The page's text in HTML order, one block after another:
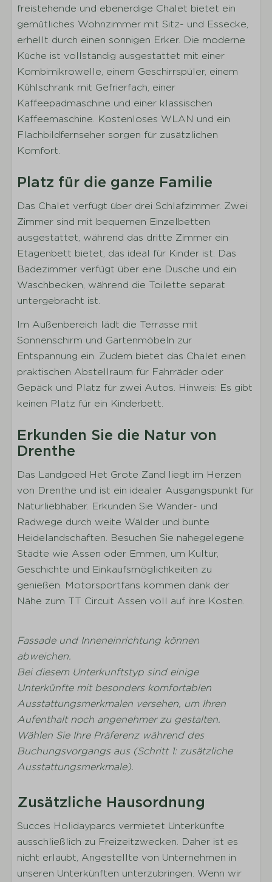
Trinkgläser
Töpfe
Esstisch
Kaffeemaschine
Wasserkocher
Kühlschrank und Tiefkühltruhe
Gaskochfeld
Kombi-Mikrowelle
Geschirrspülmaschine
Anzahl der Schlafzimmer: 3
Anzahl der Schlafzimmer im Erdgeschoss: 3
Anzahl der Einzelbetten: 4
Anzahl der Etagenbetten: 1
Inklusive Bettwäsche pro gebuchter Person
Hartböden in den Schlafzimmern
Sanitäranlagen
Anzahl der Badezimmer: 1
Waschbecken
Dusche
WC im Badezimmer
Außenbereich
Anzahl der Parkplätze bei der
Ferienunterkunft: 1
Parkplatz beim Ferienhaus
Terrasse
Garten
Lagerraum
Sonnenschirm
Gartenmöbel
Parkeinrichtungen
Fahrradverleih
Animation
Hallenbad
Café
Restaurant
freistehende und ebenerdige Chalet bietet ein
gemütliches Wohnzimmer mit Sitz- und Essecke,
erhellt durch einen sonnigen Erker. Die moderne
Küche ist vollständig ausgestattet mit einer
Kombimikrowelle, einem Geschirrspüler, einem
Kühlschrank mit Gefrierfach, einer
Kaffeepadmaschine und einer klassischen
Kaffeemaschine. Kostenloses WLAN und ein
Flachbildfernseher sorgen für zusätzlichen
Komfort.
Platz für die ganze Familie
Das Chalet verfügt über drei Schlafzimmer. Zwei
Zimmer sind mit bequemen Einzelbetten
ausgestattet, während das dritte Zimmer ein
Etagenbett bietet, das ideal für Kinder ist. Das
Badezimmer verfügt über eine Dusche und ein
Waschbecken, während die Toilette separat
untergebracht ist.
Im Außenbereich lädt die Terrasse mit
Sonnenschirm und Gartenmöbeln zur
Entspannung ein. Zudem bietet das Chalet einen
praktischen Abstellraum für Fahrräder oder
Gepäck und Platz für zwei Autos. Hinweis: Es gibt
keinen Platz für ein Kinderbett.
Erkunden Sie die Natur von
Drenthe
Das Landgoed Het Grote Zand liegt im Herzen
von Drenthe und ist ein idealer Ausgangspunkt für
Naturliebhaber. Erkunden Sie Wander- und
Radwege durch weite Wälder und bunte
Heidelandschaften. Besuchen Sie nahegelegene
Städte wie Assen oder Emmen, um Kultur,
Geschichte und Einkaufsmöglichkeiten zu
genießen. Motorsportfans kommen dank der
Nähe zum TT Circuit Assen voll auf ihre Kosten.
Fassade und Inneneinrichtung können
abweichen.
Bei diesem Unterkunftstyp sind einige
Unterkünfte mit besonders komfortablen
Ausstattungsmerkmalen versehen, um Ihren
Aufenthalt noch angenehmer zu gestalten.
Wählen Sie Ihre Präferenz während des
Buchungsvorgangs aus (Schritt 1: zusätzliche
Ausstattungsmerkmale).
Zusätzliche Hausordnung
Succes Holidayparcs vermietet Unterkünfte
ausschließlich zu Freizeitzwecken. Daher ist es
nicht erlaubt, Angestellte von Unternehmen in
unseren Unterkünften unterzubringen. Wenn wir